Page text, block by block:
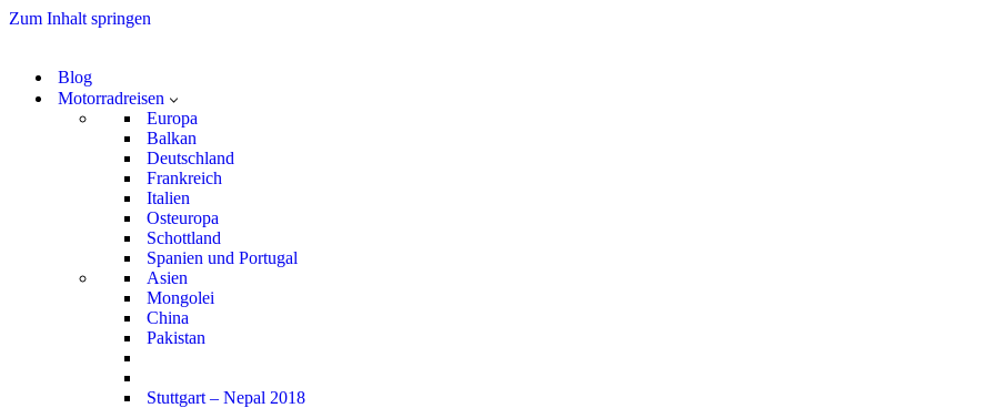
Zum Inhalt springen
Blog
Motorradreisen
Europa
Balkan
Deutschland
Frankreich
Italien
Osteuropa
Schottland
Spanien und Portugal
Asien
Mongolei
China
Pakistan
Stuttgart – Nepal 2018